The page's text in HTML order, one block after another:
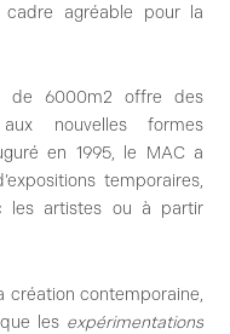
agréable pour la
de 6000m2 offre des
nouvelles formes
en 1995, le MAC a
temporaires,
les artistes ou à partir
création contemporaine,
les expérimentations